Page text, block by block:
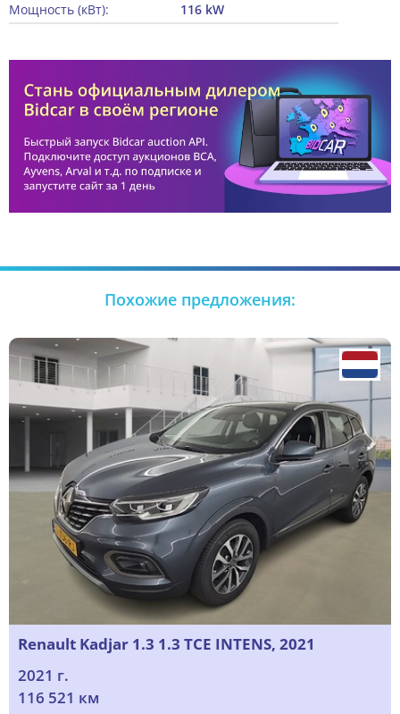
Мощность (кВт):
116 kW
Похожие предложения:
Renault Kadjar 1.3 1.3 TCE INTENS, 2021
2021 г.
116 521 км